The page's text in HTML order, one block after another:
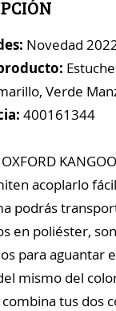
Novedad
Verde
400161344
acoplarlo
podrás
en poliéster,
para aguantar
mismo del
tus dos